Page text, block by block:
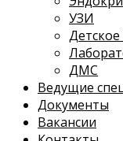
УЗИ
ДМС
Ведущие
Документы
Вакансии